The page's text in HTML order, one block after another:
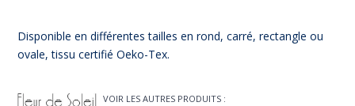
Disponible en différentes tailles en rond, carré, rectangle ou
ovale, tissu certifié Oeko-Tex.
VOIR LES AUTRES PRODUITS :